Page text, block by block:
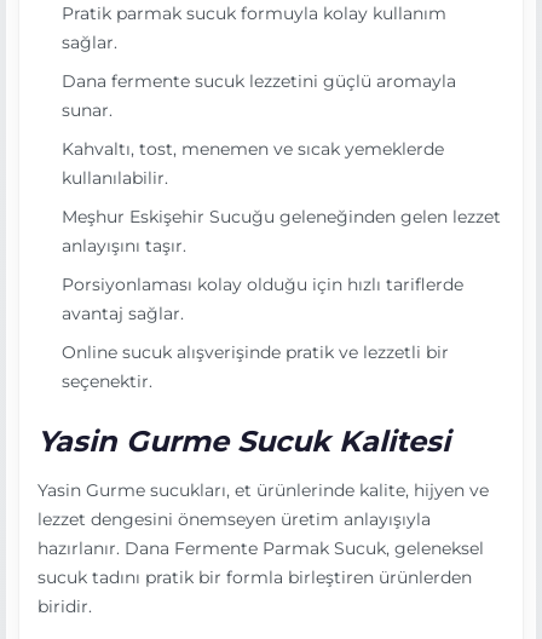
Pratik parmak sucuk formuyla kolay kullanım
sağlar.
Dana fermente sucuk lezzetini güçlü aromayla
sunar.
Kahvaltı, tost, menemen ve sıcak yemeklerde
kullanılabilir.
Meşhur Eskişehir Sucuğu geleneğinden gelen lezzet
anlayışını taşır.
Porsiyonlaması kolay olduğu için hızlı tariflerde
avantaj sağlar.
Online sucuk alışverişinde pratik ve lezzetli bir
seçenektir.
Yasin Gurme Sucuk Kalitesi
Yasin Gurme sucukları, et ürünlerinde kalite, hijyen ve
lezzet dengesini önemseyen üretim anlayışıyla
hazırlanır. Dana Fermente Parmak Sucuk, geleneksel
sucuk tadını pratik bir formla birleştiren ürünlerden
biridir.